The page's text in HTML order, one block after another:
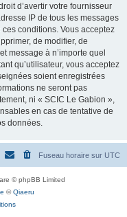
d’avertir votre fournisseur
IP de tous les messages
conditions. Vous acceptez
de modifier, de
message à n’importe quel
qu’utilisateur, vous acceptez
soient enregistrées
ne seront pas
ni « SCIC Le Gabion »,
en cas de tentative de
données.
Fuseau horaire sur UTC
© phpBB Limited
©Qiaeru